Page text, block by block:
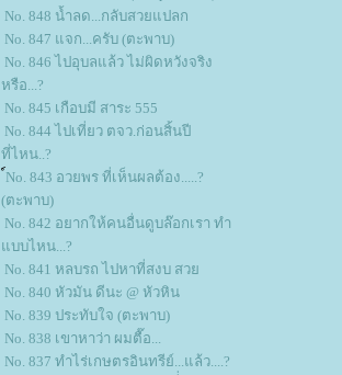
No. 848 น้ำลด...กลับสวยแปลก
No. 847 แจก...ครับ (ตะพาบ)
No. 846 ไปอุบลแล้ว ไม่ผิดหวังจริง
หรือ...?
No. 845 เกือบมี สาระ 555
No. 844 ไปเที่ยว ตจว.ก่อนสิ้นปี
ที่ไหน..?
์No. 843 อวยพร ที่เห็นผลต้อง.....?
(ตะพาบ)
No. 842 อยากให้คนอื่นดูบล๊อกเรา ทำ
บบไหน...?
No. 841 หลบรถ ไปหาที่สงบ สว
No. 840 หัวมัน ดีนะ @ หัวหิน
No. 839 ประทับใจ (ตะพาบ)
No. 838 เขาหาว่า ผมตื๊อ...
No. 837 ทำไร่เกษตรอินทรีย์...แล้ว....?